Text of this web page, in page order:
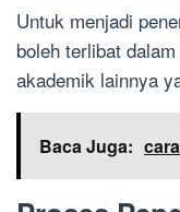
Untuk menjadi
boleh terlibat
akademik lainnya
Baca Juga: